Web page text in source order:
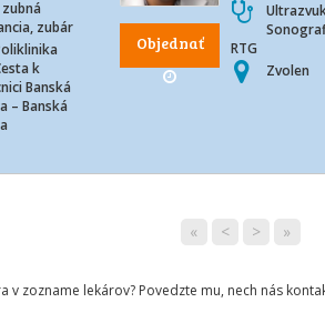
zubár
k
Banská
– Banská
Objednať
RTG
Zvolen
« < > »
v zozname lekárov? Povedzte mu, nech nás